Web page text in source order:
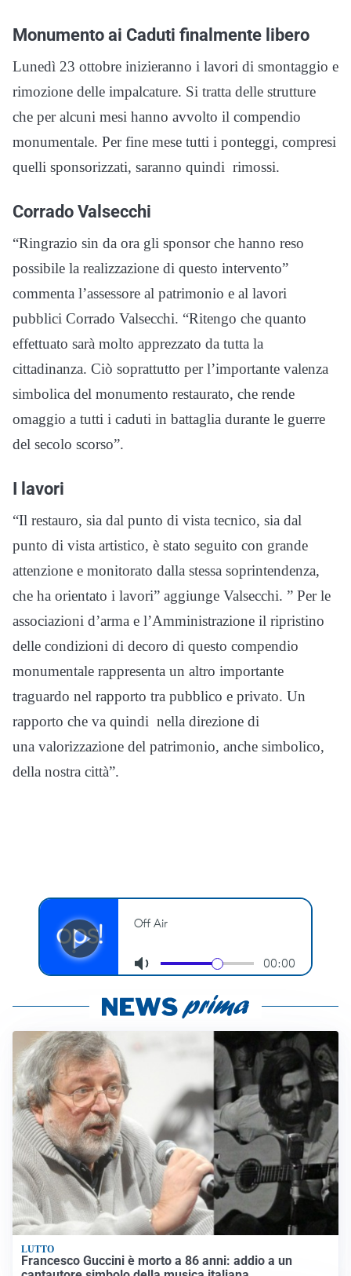
Monumento ai Caduti finalmente libero
Lunedì 23 ottobre inizieranno i lavori di smontaggio e
rimozione delle impalcature. Si tratta delle strutture
che per alcuni mesi hanno avvolto il compendio
monumentale. Per fine mese tutti i ponteggi, compresi
quelli sponsorizzati, saranno quindi rimossi.
Corrado Valsecchi
“Ringrazio sin da ora gli sponsor che hanno reso
possibile la realizzazione di questo intervento”
commenta l’assessore al patrimonio e al lavori
pubblici Corrado Valsecchi. “Ritengo che quanto
effettuato sarà molto apprezzato da tutta la
cittadinanza. Ciò soprattutto per l’importante valenza
simbolica del monumento restaurato, che rende
omaggio a tutti i caduti in battaglia durante le guerre
del secolo scorso”.
I lavori
“Il restauro, sia dal punto di vista tecnico, sia dal
punto di vista artistico, è stato seguito con grande
attenzione e monitorato dalla stessa soprintendenza,
che ha orientato i lavori” aggiunge Valsecchi. ” Per le
associazioni d’arma e l’Amministrazione il ripristino
delle condizioni di decoro di questo compendio
monumentale rappresenta un altro importante
traguardo nel rapporto tra pubblico e privato. Un
rapporto che va quindi nella direzione di
una valorizzazione del patrimonio, anche simbolico,
della nostra città”.
LUTTO
Francesco Guccini è morto a 86 anni: addio a un